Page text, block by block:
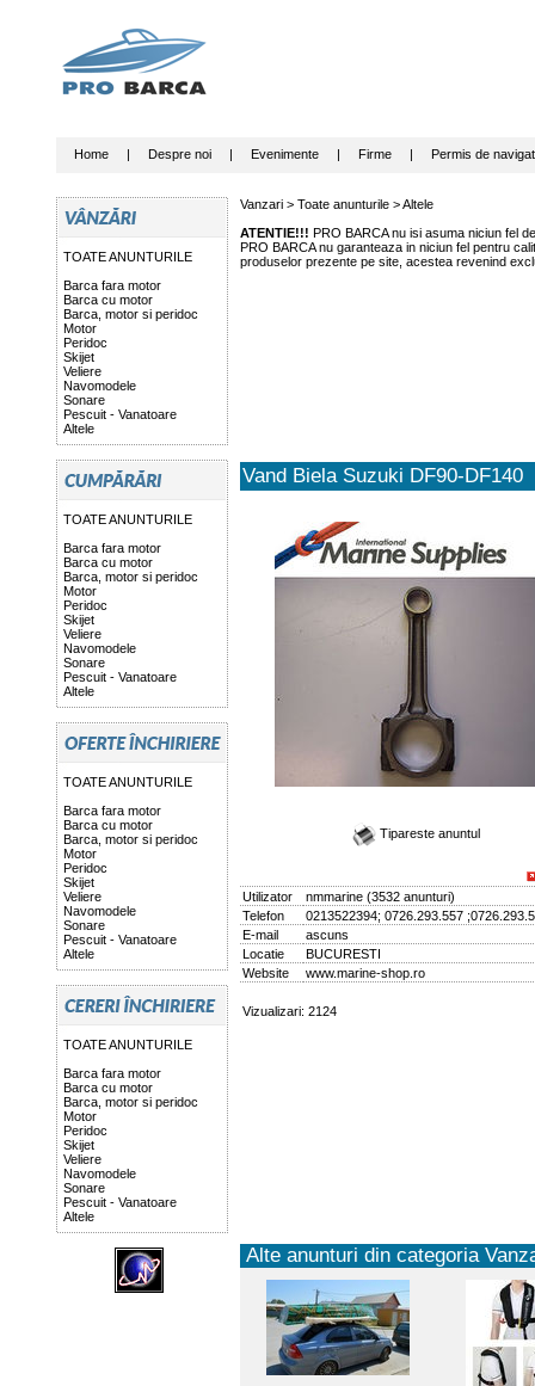
Home| Despre noi| Evenimente| Firme| Permis de
TOATE ANUNTURILE
Barca fara motor
Barca cu motor
Barca, motor si peridoc
Motor
Peridoc
Skijet
Veliere
Navomodele
Sonare
Pescuit - Vanatoare
Altele
TOATE ANUNTURILE
Barca fara motor
Barca cu motor
Barca, motor si peridoc
Motor
Peridoc
Skijet
Veliere
Navomodele
Sonare
Pescuit - Vanatoare
Altele
TOATE ANUNTURILE
Barca fara motor
Barca cu motor
Barca, motor si peridoc
Motor
Peridoc
Skijet
Veliere
Navomodele
Sonare
Pescuit - Vanatoare
Altele
TOATE ANUNTURILE
Barca fara motor
Barca cu motor
Barca, motor si peridoc
Motor
Peridoc
Skijet
Veliere
Navomodele
Sonare
Pescuit - Vanatoare
Altele
Vanzari > Toate anunturile>Altele
ATENTIE!!! PRO BARCA nu isi asuma niciun fel
PRO BARCA nu garanteaza in niciun fel pentru
produselor prezente pe site, acestea revenind
Vand Biela Suzuki DF90-DF140
Tipareste anuntul
Utilizator nmmarine(3532 anunturi)
Telefon
0213522394; 0726.293.557
E-mail
ascuns
Locatie
BUCURESTI
Website
www.marine-shop.ro
Vizualizari: 2124
Alte anunturi din categoria